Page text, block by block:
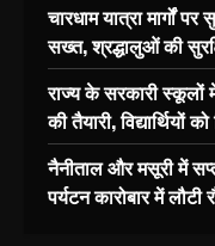
चारधाम यात्रा मार्गों
सख्त, श्रद्धालुओं की
राज्य के सरकारी स्कूलों
की तैयारी, विद्यार्थियों
नैनीताल और मसूरी में
पर्यटन कारोबार में लौटी